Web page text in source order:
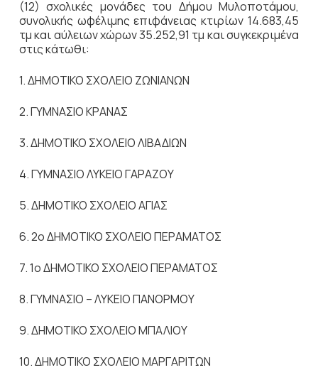
(12) σχολικές μονάδες του Δήμου Μυλοποτάμου,
συνολικής ωφέλιμης επιφάνειας κτιρίων 14.683,45
τμ και αύλειων χώρων 35.252,91 τμ και συγκεκριμένα
στις κάτωθι:
1. ΔΗΜΟΤΙΚΟ ΣΧΟΛΕΙΟ ΖΩΝΙΑΝΩΝ
2. ΓΥΜΝΑΣΙΟ ΚΡΑΝΑΣ
3. ΔΗΜΟΤΙΚΟ ΣΧΟΛΕΙΟ ΛΙΒΑΔΙΩΝ
4. ΓΥΜΝΑΣΙΟ ΛΥΚΕΙΟ ΓΑΡΑΖΟΥ
5. ΔΗΜΟΤΙΚΟ ΣΧΟΛΕΙΟ ΑΓΙΑΣ
6. 2ο ΔΗΜΟΤΙΚΟ ΣΧΟΛΕΙΟ ΠΕΡΑΜΑΤΟΣ
7. 1ο ΔΗΜΟΤΙΚΟ ΣΧΟΛΕΙΟ ΠΕΡΑΜΑΤΟΣ
8. ΓΥΜΝΑΣΙΟ – ΛΥΚΕΙΟ ΠΑΝΟΡΜΟΥ
9. ΔΗΜΟΤΙΚΟ ΣΧΟΛΕΙΟ ΜΠΑΛΙΟΥ
10. ΔΗΜΟΤΙΚΟ ΣΧΟΛΕΙΟ ΜΑΡΓΑΡΙΤΩΝ